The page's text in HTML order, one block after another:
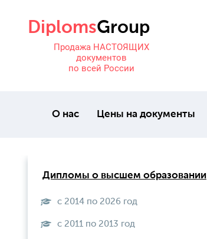
Продажа НАСТОЯЩИХ
документов
по всей России
О нас Цены на документы
Дипломы о высшем образовании
с 2014 по 2026 год
с 2011 по 2013 год